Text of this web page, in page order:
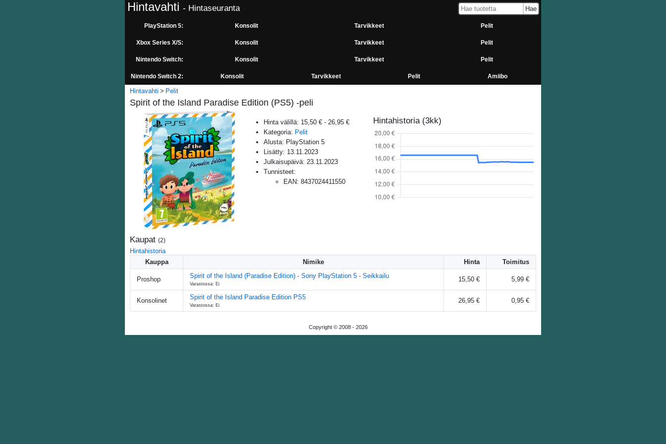
Hintavahti - Hintaseuranta
PlayStation 5: Konsolit Tarvikkeet Pelit
Xbox Series X/S: Konsolit Tarvikkeet Pelit
Nintendo Switch: Konsolit Tarvikkeet Pelit
Nintendo Switch 2: Konsolit Tarvikkeet Pelit Amiibo
Hintavahti Pelit
Spirit of the Island Paradise Edition (PS5) -peli
Hinta välillä: 15,50 € - 26,95 €
Kategoria: Pelit
Alusta: PlayStation 5
Lisätty: 13.11.2023
Julkaisupäivä: 23.11.2023
Tunnisteet:
EAN: 8437024411550
Hintahistoria (3kk)
Kaupat (2)
Hintahistoria
Kauppa
Nimike Hinta Toimitus
Proshop Spirit of the Island (Paradise Edition) - Sony PlayStation 5 - Seikkailu
Varastossa: Ei
15,50 € 5,99 €
Konsolinet Spirit of the Island Paradise Edition PS5
Varastossa: Ei
26,95 € 0,95 €
Copyright © 2008 - 2026